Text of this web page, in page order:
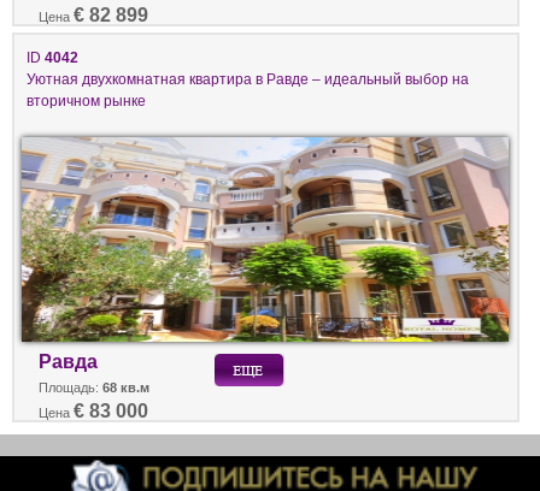
Цена € 82 899
ID 4042
Уютная двухкомнатная квартира в Равде – идеальный выбор на
вторичном рынке
Равда
Площадь: 68 кв.м
Цена € 83 000